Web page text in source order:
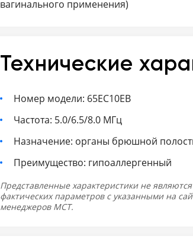
вагинального применения)
Технические
Номер модели: 65EC10EB
Частота: 5.0/6.5/8.0 МГц
Назначение: органы брюшной
Преимущество: гипоаллергенный
Представленные характеристики не
фактических параметров с указанными на
менеджеров МСТ.